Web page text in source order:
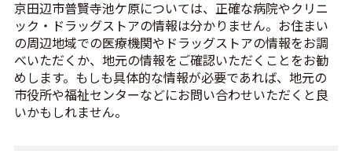
京田辺市普賢寺池ケ原については、正確な病院やクリニ
ック・ドラッグストアの情報は分かりません。お住まい
の周辺地域での医療機関やドラッグストアの情報をお調
べいただくか、地元の情報をご確認いただくことをお勧
めします。もしも具体的な情報が必要であれば、地元の
市役所や福祉センターなどにお問い合わせいただくと良
いかもしれません。